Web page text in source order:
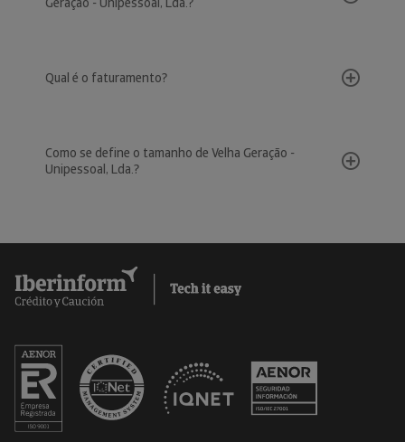
Qual é o faturamento?
Como se define o tamanho de Velha Geração -
Unipessoal, Lda.?